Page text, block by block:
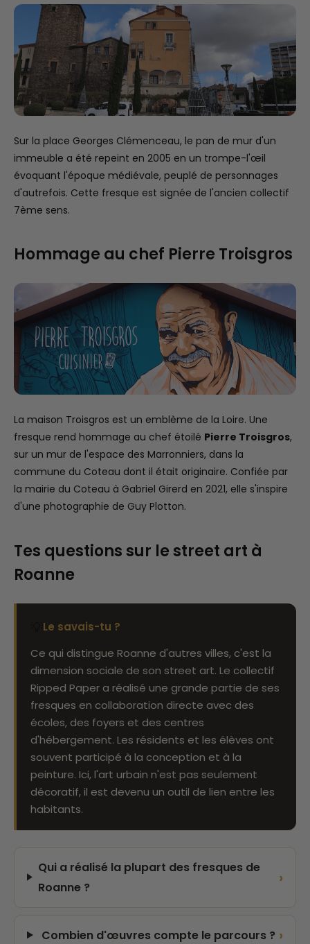
Sur la place Georges Clémenceau, le pan de mur d'un
immeuble a été repeint en 2005 en un trompe-l'œil
évoquant l'époque médiévale, peuplé de personnages
d'autrefois. Cette fresque est signée de l'ancien collectif
7ème sens.
Hommage au chef Pierre Troisgros
La maison Troisgros est un emblème de la Loire. Une
fresque rend hommage au chef étoilé Pierre Troisgros,
sur un mur de l'espace des Marronniers, dans la
commune du Coteau dont il était originaire. Confiée par
la mairie du Coteau à Gabriel Girerd en 2021, elle s'inspire
d'une photographie de Guy Plotton.
Tes questions sur le street art à
Roanne
Le savais-tu ?
Ce qui distingue Roanne d'autres villes, c'est la
dimension sociale de son street art. Le collectif
Ripped Paper a réalisé une grande partie de ses
fresques en collaboration directe avec des
écoles, des foyers et des centres
d'hébergement. Les résidents et les élèves ont
souvent participé à la conception et à la
peinture. Ici, l'art urbain n'est pas seulement
décoratif, il est devenu un outil de lien entre les
habitants.
Qui a réalisé la plupart des fresques de
Roanne ?
›
Combien d'œuvres compte le parcours ? ›